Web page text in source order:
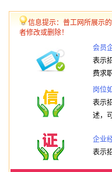
信息提示：普工网所展示
者修改或删除！
会员
表示
费求
岗位
表示
述，
企业
表示